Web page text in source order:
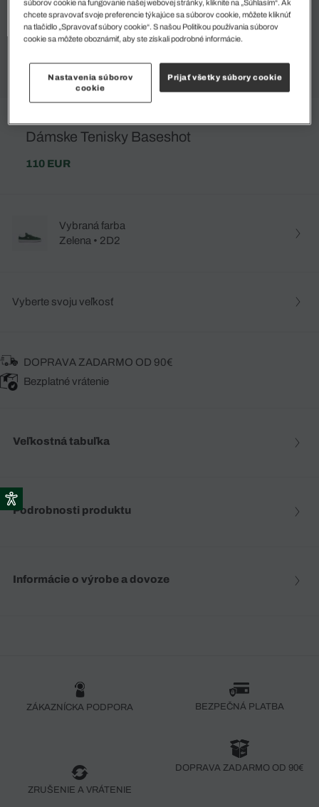
Dámske Tenisky Baseshot
110 EUR
Vybraná farba
Zelena • 2D2
Vyberte svoju veľkosť
DOPRAVA ZADARMO OD 90€
Bezplatné vrátenie
Veľkostná tabuľka
Podrobnosti produktu
Informácie o výrobe a dovoze
ZÁKAZNÍCKA PODPORA BEZPEČNÁ PLATBA
ZRUŠENIE A VRÁTENIE
DOPRAVA ZADARMO OD 90€
súborov cookie na fungovanie našej webovej stránky, kliknite na „Súhlasím“. Ak
chcete spravovať svoje preferencie týkajúce sa súborov cookie, môžete kliknúť
na tlačidlo „Spravovať súbory cookie“. S našou Politikou používania súborov
cookie sa môžete oboznámiť, aby ste získali podrobné informácie.
Nastavenia súborov
cookie
Prijať všetky súbory cookie